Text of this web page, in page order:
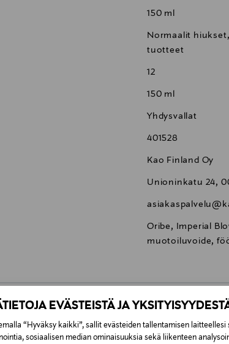
EVÄSTEISTÄ JA
“Hyväksy kaikki”, sallit evästeiden tallentamisen laitteellesi
sosiaalisen median ominaisuuksia sekä liikenteen
150 ml
Normaalit
tuotteet
12
150 ml
Yhdysvallat
401528
Kao Finland Oy
Unioninkatu 24,
Oribe, Imperial
muotoiluvoide,
0,00 €